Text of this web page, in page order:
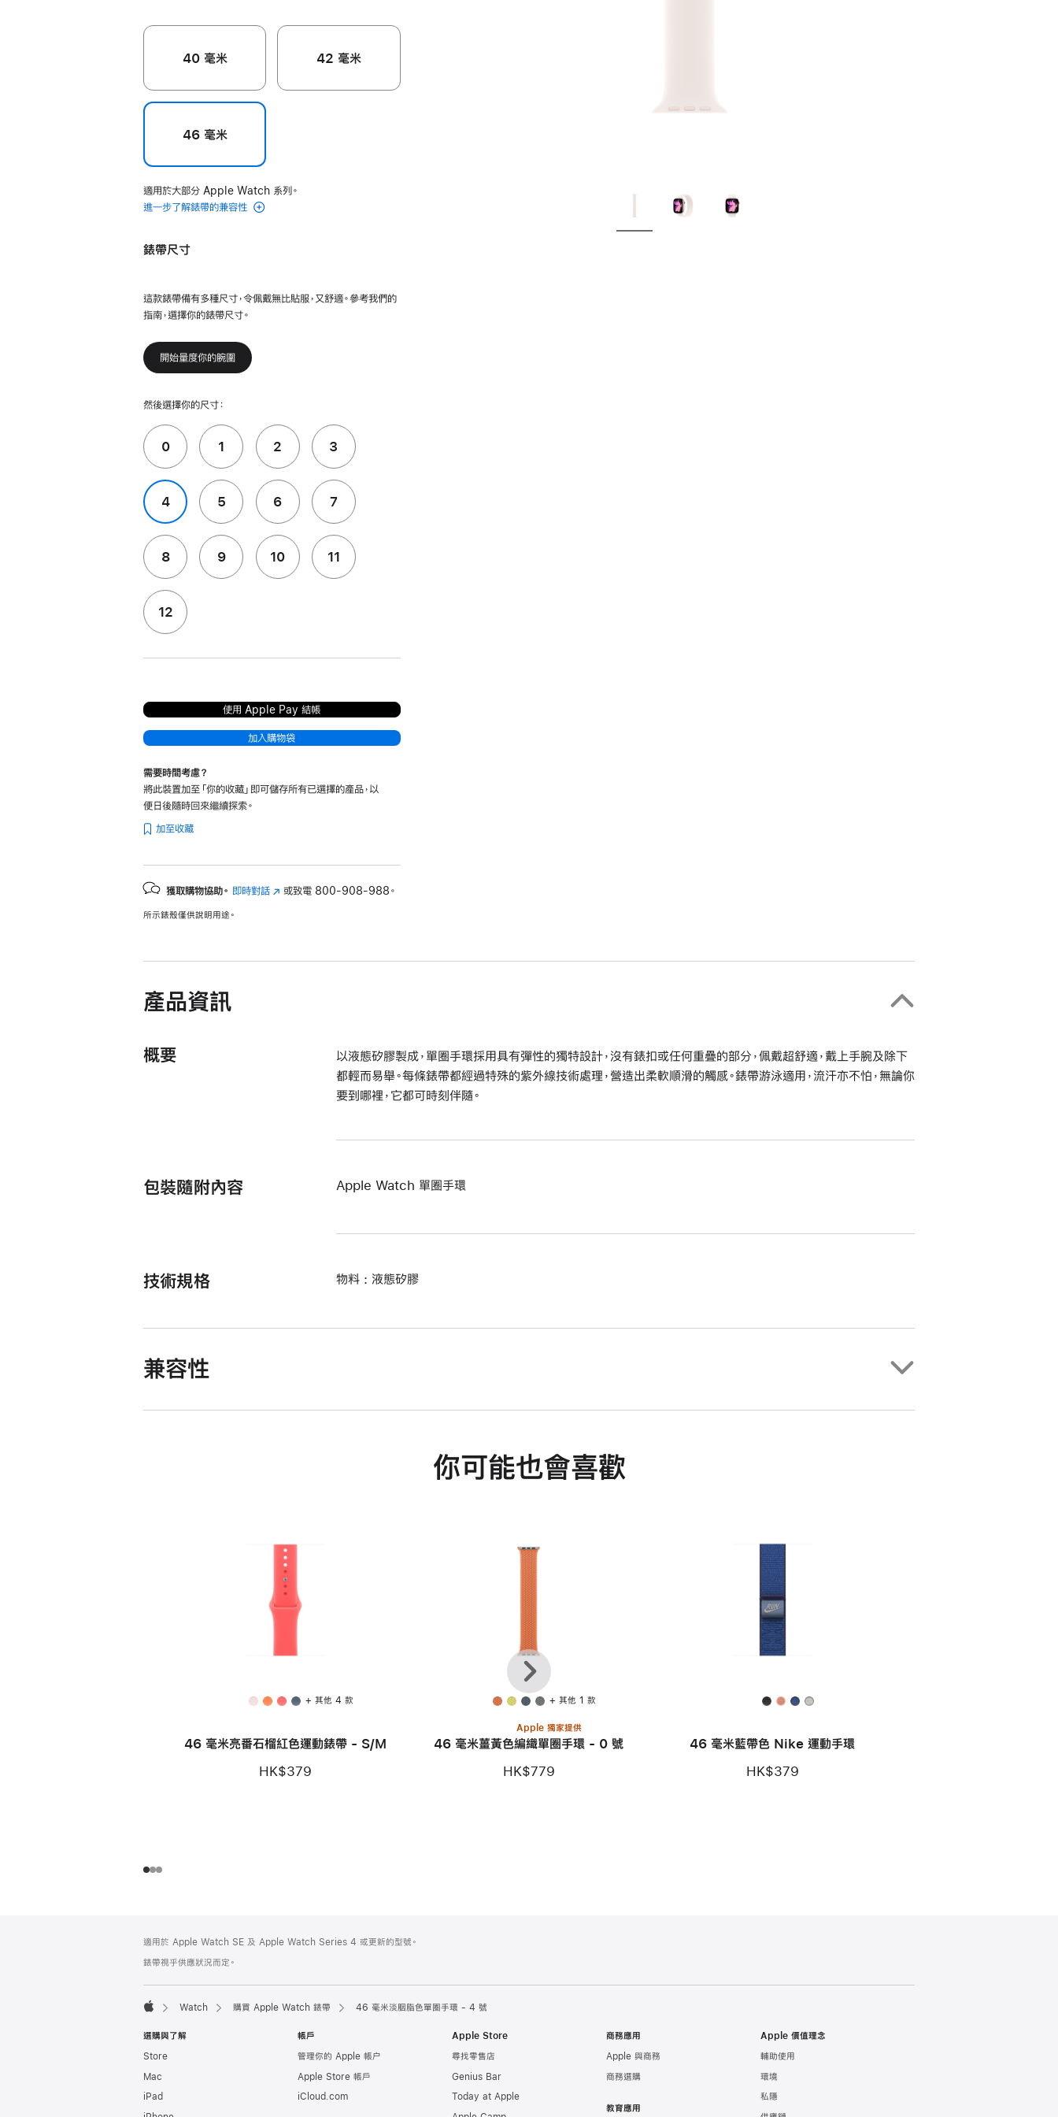
40 毫米 42 毫米
46 毫米
適用於大部分 Apple Watch 系列。
進一步了解錶帶的兼容性
錶帶尺寸
這款錶帶備有多種尺寸，令佩戴無比貼服，又舒適。參考我們的
指南，選擇你的錶帶尺寸。
開始量度你的腕圍
然後選擇你的尺寸：
0 1 2 3
4 5 6 7
8 9 10 11
12
使用 Apple Pay 結帳
加入購物袋
需要時間考慮？
將此裝置加至「你的收藏」即可儲存所有已選擇的產品，以
便日後隨時回來繼續探索。
加至收藏
獲取購物協助。 即時對話 (以 或致電 800-908-988。
所示錶殼僅供說明用途。
產品資訊
概要
以液態矽膠製成，單圈手環採用具有彈性的獨特設計，沒有錶扣或任何重疊的部分，佩戴超舒適，戴上手腕及除下
都輕而易舉。每條錶帶都經過特殊的紫外線技術處理，營造出柔軟順滑的觸感。錶帶游泳適用，流汗亦不怕，無論你
要到哪裡，它都可時刻伴隨。
包裝隨附內容 Apple Watch 單圈手環
技術規格 物料 : 液態矽膠
兼容性
你可能也會喜歡
+ 其他 4 款
46 毫米亮番石榴紅色運動錶帶 - S/M
HK$379
+ 其他 1 款
Apple 獨家提供
46 毫米薑黃色編織單圈手環 - 0 號
HK$779
46 毫米藍帶色 Nike 運動手環
HK$379
上
一
頁
下
一
步
腳
腳
適用於 Apple Watch SE 及 Apple Watch Series 4 或更新的型號。
錶帶視乎供應狀況而定。
Watch 購買 Apple Watch 錶帶 46 毫米淡胭脂色單圈手環 - 4 號
選購與了解
Store
Mac
iPad
帳戶
管理你的 Apple 帳户
Apple Store 帳戶
iCloud.com
Apple Store
尋找零售店
Genius Bar
Today at Apple
商務應用
Apple 與商務
商務選購
教育應用
Apple 價值理念
輔助使用
環境
私隱